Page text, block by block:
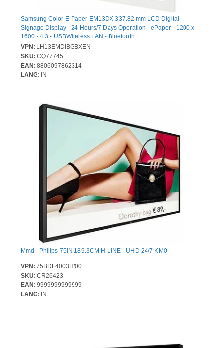
Samsung Color E-Paper EM13DX 337.82 mm LCD Digital
Signage Display - 24 Hours/7 Days Operation - ePaper - 1200 x
1600 - 4:3 - USBWireless LAN - Bluetooth
VPN: LH13EMDIBGBXEN
SKU: CQ77745
EAN: 8806097862314
LANG: IN
Mmd - Philips 75IN 189.3CM H-LINE - UHD 24/7 KM0
VPN: 75BDL4003H/00
SKU: CR26423
EAN: 9999999999999
LANG: IN